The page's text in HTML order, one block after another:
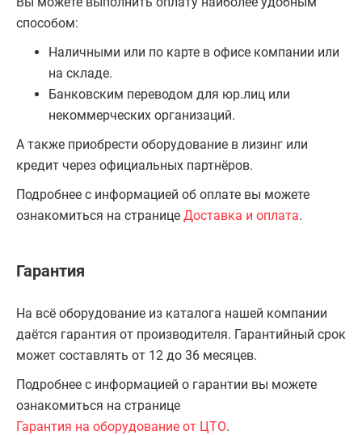
способом:
Наличными или по карте в офисе компании или
на складе.
Банковским переводом для юр.лиц или
некоммерческих организаций.
А также приобрести оборудование в лизинг или
кредит через официальных партнёров.
Подробнее с информацией об оплате вы можете
ознакомиться на странице Доставка и оплата.
Гарантия
На всё оборудование из каталога нашей компании
даётся гарантия от производителя. Гарантийный срок
может составлять от 12 до 36 месяцев.
Подробнее с информацией о гарантии вы можете
ознакомиться на странице
Гарантия на оборудование от ЦТО.